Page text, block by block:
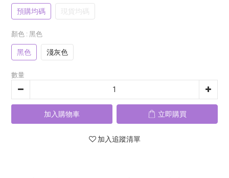
預購均碼 現貨均碼
顏色 : 黑色
黑色 淺灰色
數量
加入購物車 立即購買
加入追蹤清單